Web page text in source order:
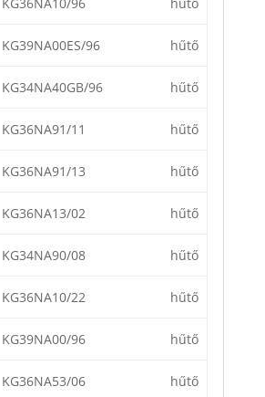
KG39NA00ES/96 hűtő
KG34NA40GB/96 hűtő
KG36NA91/11 hűtő
KG36NA91/13 hűtő
KG36NA13/02 hűtő
KG34NA90/08 hűtő
KG36NA10/22 hűtő
KG39NA00/96 hűtő
KG36NA53/06 hűtő